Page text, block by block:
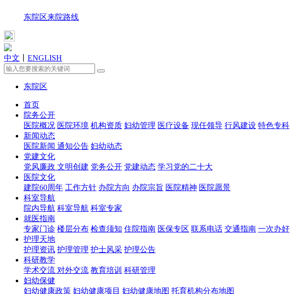
东院区来院路线
中文 ENGLISH
东院区
首页
院务公开
医院概况 医院环境 机构资质 妇幼管理 医疗设备 现任领导 行风建设 特色专科
新闻动态
医院新闻 通知公告 妇幼动态
党建文化
党风廉政 文明创建 党务公开 党建动态 学习党的二十大
医院文化
建院60周年 工作方针 办院方向 办院宗旨 医院精神 医院愿景
科室导航
院内导航 科室导航 科室专家
就医指南
专家门诊 楼层分布 检查须知 住院指南 医保专区 联系电话 交通指南 一次办好
护理天地
护理资讯 护理管理 护士风采 护理公告
科研教学
学术交流 对外交流 教育培训 科研管理
妇幼保健
妇幼健康政策 妇幼健康项目 妇幼健康地图 托育机构分布地图